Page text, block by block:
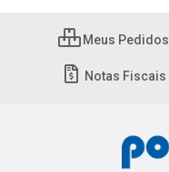
Meus Pedidos
Notas Fiscais